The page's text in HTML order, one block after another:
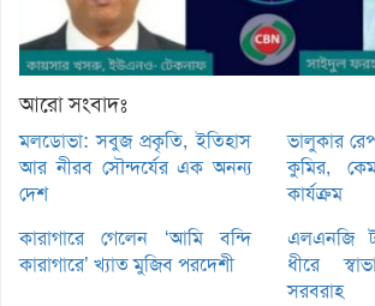
আরো সংবাদঃ
মলডোভা: সবুজ প্রকৃতি, ইতিহাস
আর নীরব সৌন্দর্যের এক অনন্য
দেশ
ভালুকার
কুমির,
কার্যক্রম
কারাগারে গেলেন ‘আমি বন্দি
কারাগারে’ খ্যাত মুজিব পরদেশী
এলএনজি
ধীরে
সরবরাহ